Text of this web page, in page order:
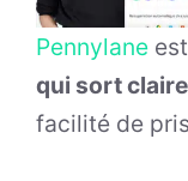
Pennylane
qui sort
facilité de